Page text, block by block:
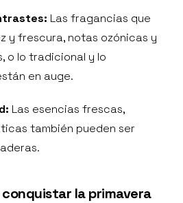
Las fragancias que
y frescura, notas ozónicas y
o lo tradicional y lo
en auge.
Las esencias frescas,
también pueden ser
la primavera